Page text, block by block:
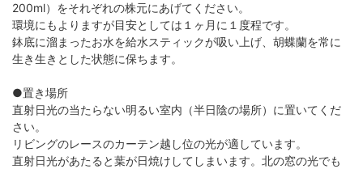
200ml）をそれぞれの株元にあげてください。
環境にもよりますが目安としては１ヶ月に１度程です。
鉢底に溜まったお水を給水スティックが吸い上げ、胡蝶蘭を常に
生き生きとした状態に保ちます。
●置き場所
直射日光の当たらない明るい室内（半日陰の場所）に置いてくだ
さい。
リビングのレースのカーテン越し位の光が適しています。
直射日光があたると葉が日焼けしてしまいます。北の窓の光でも